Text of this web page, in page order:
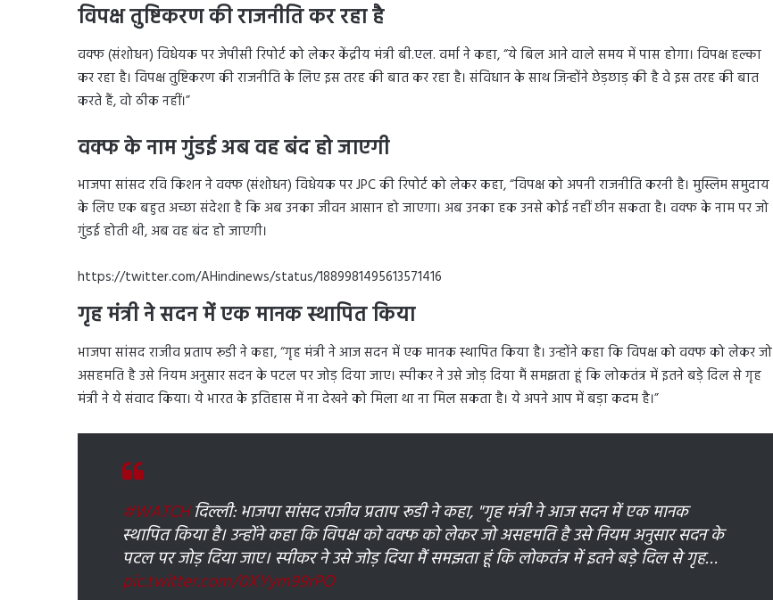
विपक्ष तुष्टिकरण की राजनीति कर रहा है
वक्फ (संशोधन) विधेयक पर जेपीसी रिपोर्ट को लेकर केंद्रीय मंत्री बी.एल. वर्मा ने कहा, “ये बिल आने वाले समय में पास होगा। विपक्ष हल्का
कर रहा है। विपक्ष तुष्टिकरण की राजनीति के लिए इस तरह की बात कर रहा है। संविधान के साथ जिन्होंने छेड़छाड़ की है वे इस तरह की बात
करते हैं, वो ठीक नहीं।”
वक्फ के नाम गुंडई अब वह बंद हो जाएगी
भाजपा सांसद रवि किशन ने वक्फ (संशोधन) विधेयक पर JPC की रिपोर्ट को लेकर कहा, “विपक्ष को अपनी राजनीति करनी है। मुस्लिम समुदाय
के लिए एक बहुत अच्छा संदेशा है कि अब उनका जीवन आसान हो जाएगा। अब उनका हक उनसे कोई नहीं छीन सकता है। वक्फ के नाम पर जो
गुंडई होती थी, अब वह बंद हो जाएगी।
https://twitter.com/AHindinews/status/1889981495613571416
गृह मंत्री ने सदन में एक मानक स्थापित किया
भाजपा सांसद राजीव प्रताप रूडी ने कहा, “गृह मंत्री ने आज सदन में एक मानक स्थापित किया है। उन्होंने कहा कि विपक्ष को वक्फ को लेकर जो
असहमति है उसे नियम अनुसार सदन के पटल पर जोड़ दिया जाए। स्पीकर ने उसे जोड़ दिया मैं समझता हूं कि लोकतंत्र में इतने बड़े दिल से गृह
मंत्री ने ये संवाद किया। ये भारत के इतिहास में ना देखने को मिला था ना मिल सकता है। ये अपने आप में बड़ा कदम है।”
#WATCHदिल्ली: भाजपा सांसद राजीव प्रताप रूडी ने कहा, "गृह मंत्री ने आज सदन में एक मानक
स्थापित किया है। उन्होंने कहा कि विपक्ष को वक्फ को लेकर जो असहमति है उसे नियम अनुसार सदन के
पटल पर जोड़ दिया जाए। स्पीकर ने उसे जोड़ दिया मैं समझता हूं कि लोकतंत्र में इतने बड़े दिल से गृह…
pic.twitter.com/0XYym99rPO